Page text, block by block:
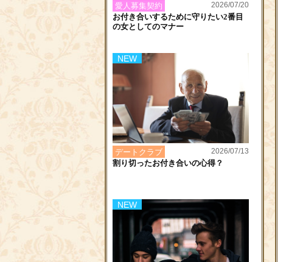
2026/07/20
お付き合いするために守りたい2番目
の女としてのマナー
愛人募集契約
2026/07/13
割り切ったお付き合いの心得？
デートクラブ
NEW
NEW